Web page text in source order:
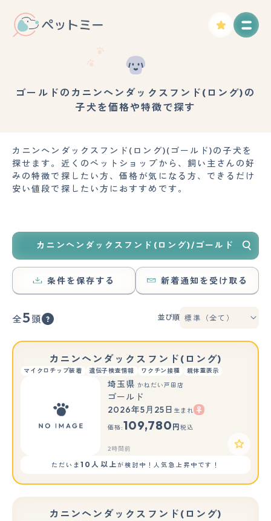
ゴールドのカニンヘンダックスフンド(ロング)の
子犬を価格や特徴で探す
カニンヘンダックスフンド(ロング)(ゴールド)の子犬を
探せます。近くのペットショップから、飼い主さんの好
みの特徴で探したい方、価格が気になる方、できるだけ
安い値段で探したい方におすすめです。
カニンヘンダックスフンド(ロング)/ゴールド
条件を保存する 新着通知を受け取る
全5 頭 並び順
カニンヘンダックスフンド(ロング)
マイクロチップ装着 遺伝子検査情報 ワクチン接種 親体重表示
埼玉県 かねだい戸田店
ゴールド
2026年5月25日 生まれ
価格:109,780 円 税込
2時間前
ただいま10人以上が検討中！人気急上昇中です！
カニンヘンダックスフンド(ロング)